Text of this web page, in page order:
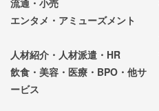
流通・小売
エンタメ・アミューズメント
人材紹介・人材派遣・HR
飲食・美容・医療・BPO・他サ
ービス